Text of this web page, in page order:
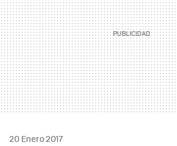
20 Enero 2017